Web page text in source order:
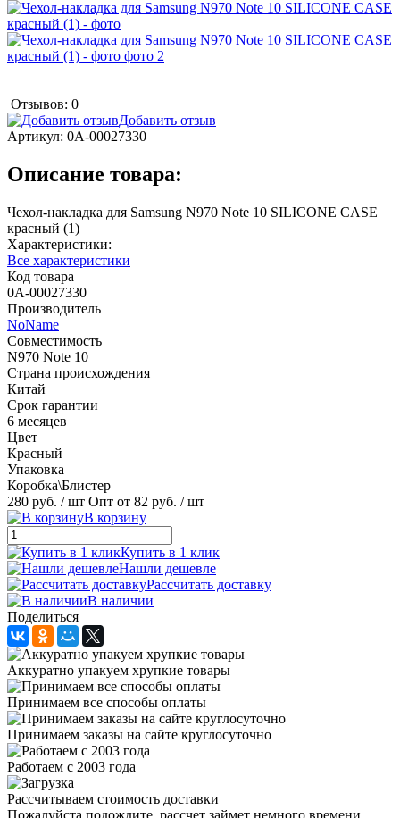
Отзывов: 0
Добавить отзыв
Артикул: 0А-00027330
Описание товара:
Чехол-накладка для Samsung N970 Note 10 SILICONE CASE
красный (1)
Характеристики:
Все характеристики
Код товара
0А-00027330
Производитель
NoName
Совместимость
N970 Note 10
Страна происхождения
Китай
Срок гарантии
6 месяцев
Цвет
Красный
Упаковка
Коробка\Блистер
280 руб. / шт Опт от 82 руб. / шт
В корзину
Купить в 1 клик
Нашли дешевле
Рассчитать доставку
В наличии
Поделиться
Аккуратно упакуем хрупкие товары
Принимаем все способы оплаты
Принимаем заказы на сайте круглосуточно
Работаем с 2003 года
Рассчитываем стоимость доставки
Пожалуйста подождите, рассчет займет немного времени